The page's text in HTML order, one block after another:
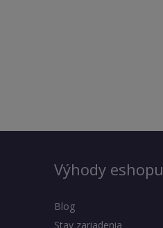
Výhody eshopu
Blog
Stav zariadenia